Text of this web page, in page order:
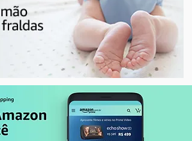
Seu mamilo rachou? Cuidados
essenciais durante a
amamentação